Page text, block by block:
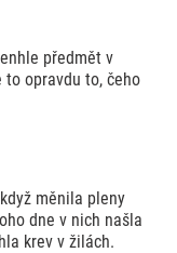
předmět v
opravdu to, čeho
měnila pleny
dne v nich našla
krev v žilách.